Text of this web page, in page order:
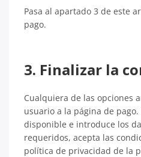
Pasa al apartado 3 de este
pago.
3. Finalizar la
Cualquiera de las opciones
usuario a la página de
disponible e introduce los
requeridos, acepta las
política de privacidad de la